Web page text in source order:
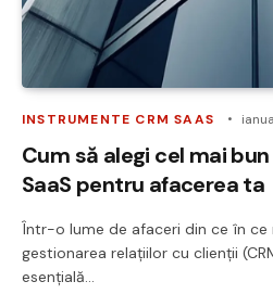
INSTRUMENTE CRM SAAS
Cum să alegi cel mai
SaaS pentru afacerea ta
Într-o lume de afaceri din ce în
gestionarea relațiilor cu clienții
esențială…